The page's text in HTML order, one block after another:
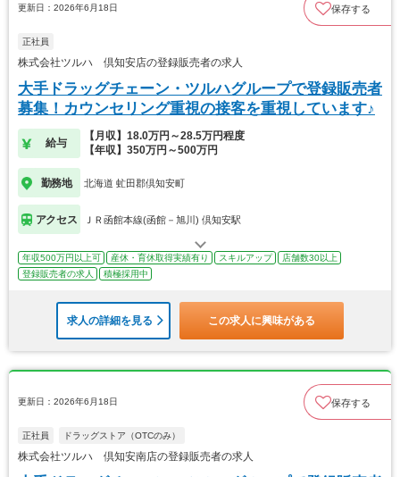
更新日：2026年6月18日 保存する
正社員
株式会社ツルハ 倶知安店の登録販売者の求人
大手ドラッグチェーン・ツルハグループで登録販売者
募集！カウンセリング重視の接客を重視しています♪
給与
【月収】18.0万円～28.5万円程度
【年収】350万円～500万円
勤務地 北海道 虻田郡倶知安町
アクセス ＪＲ函館本線(函館－旭川) 倶知安駅
年収500万円以上可 産休・育休取得実績有り スキルアップ
店舗数30以上
登録販売者の求人
積極採用中
求人の詳細を見る この求人に興味がある
更新日：2026年6月18日 保存する
正社員 ドラッグストア（OTCのみ）
株式会社ツルハ 倶知安南店の登録販売者の求人